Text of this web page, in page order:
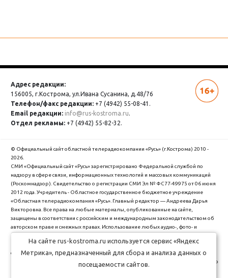
Адрес редакции:
156005, г.Кострома, ул.Ивана Сусанина, д.48/76
Телефон/факс редакции: +7 (4942) 55-08-41.
Email редакции: info@rus-kostroma.ru.
Отдел рекламы: +7 (4942) 55-82-32.
© Официальный сайт областной телерадиокомпании «Русь» (г.Кострома) 2010 -
2026.
СМИ «Официальный сайт «Русь» зарегистрировано Федеральной службой по
надзору в сфере связи, информационных технологий и массовых коммуникаций
(Роскомнадзор). Cвидетельство о регистрации СМИ Эл № ФС77-49975 от 06 июня
2012 года. Учредитель - Областное государственное бюджетное учреждение
«Областная телерадиокомпания «Русь». Главный редактор — Андреева Дарья
Викторовна. Все права на любые материалы, опубликованные на сайте,
защищены в соответствии с российским и международным законодательством об
авторском праве и смежных правах. Использование любых аудио-, фото- и
правообладателя и со ссылкой на сайт "rus-kostroma.ru" (для интернет-проектов -
с гиперссылкой).
ОГБУ Областная телерадиокомпания "Русь" использует cookie (файлы с данными о
На сайте rus-kostroma.ru используется сервис «Яндекс
Метрика», предназначенный для сбора и анализа данных о
посещаемости сайтов.